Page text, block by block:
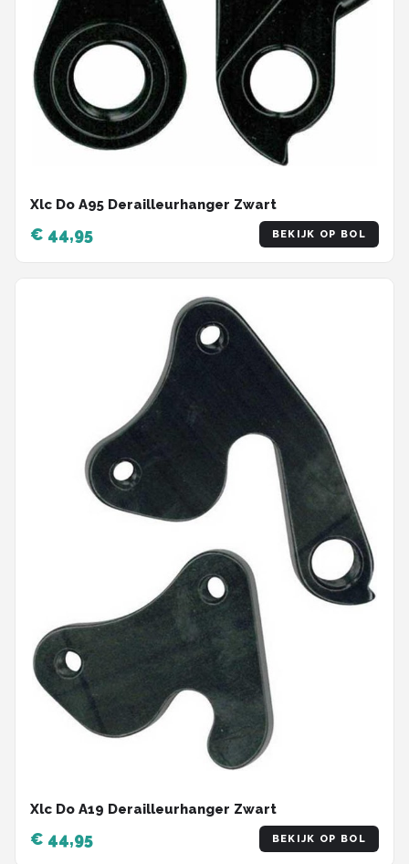
Xlc Do A95 Derailleurhanger Zwart
€ 44,95 BEKIJK OP BOL
Xlc Do A19 Derailleurhanger Zwart
€ 44,95 BEKIJK OP BOL